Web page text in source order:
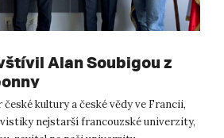
Alan Soubigou z
kultury a české vědy ve Francii,
nejstarší francouzské univerzity,